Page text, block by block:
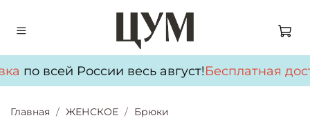
по всей России весь август!Бесплатная
Главная ЖЕНСКОЕ Брюки